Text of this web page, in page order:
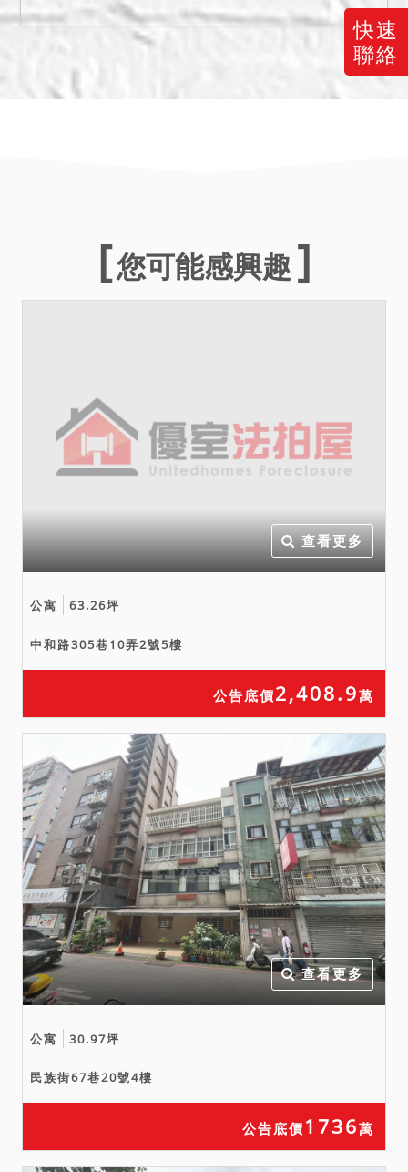
快速
聯絡
增建(未辦保存登記)部分係違
建，有占用鄰地之情形，得
標人應負擔被拆除危險，不
得異議。
物尚有部分面積因使用鄰地
未予以登記等情，應買人應
自行查明注意，再依鑑價報
鑑價報告內容所載容有出入
者，請應買人逕向相關單位
洽詢查明，綜合考量相關風
載標的物面積如與地政事務
所核發之不動產登記謄本不
同，以地政事務所核發為
撤拍，併予說明。
您可能感興趣
查看更多
公寓 63.26坪
中和路305巷10弄2號5樓
公告底價2,408.9萬
查看更多
公寓 30.97坪
民族街67巷20號4樓
公告底價 1736萬